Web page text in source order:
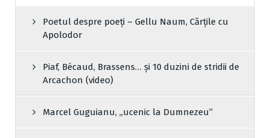
Poetul despre poeți – Gellu Naum, Cărțile cu
Apolodor
Piaf, Bécaud, Brassens… și 10 duzini de stridii de
Arcachon (video)
Marcel Guguianu, „ucenic la Dumnezeu”